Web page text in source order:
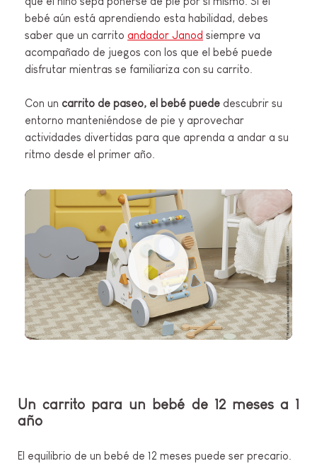
bebé aún está aprendiendo esta habilidad, debes
saber que un carrito andador Janod siempre va
acompañado de juegos con los que el bebé puede
disfrutar mientras se familiariza con su carrito.
Con un carrito de paseo, el bebé puede descubrir su
entorno manteniéndose de pie y aprovechar
actividades divertidas para que aprenda a andar a su
ritmo desde el primer año.
Un carrito para un bebé de 12 meses a 1
año
El equilibrio de un bebé de 12 meses puede ser precario.